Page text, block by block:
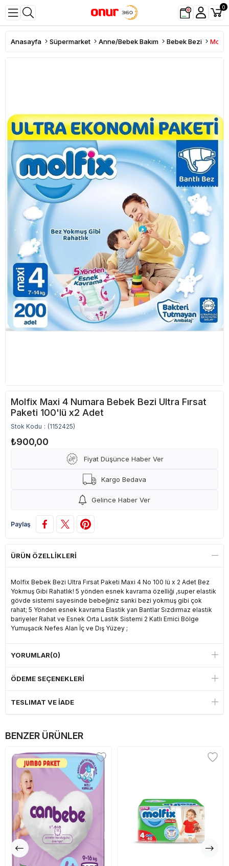
0
Anasayfa Süpermarket Anne/Bebek Bakım Bebek Bezi
Molfix Maxi 4 Numara Bebek Bezi Ultra Fırsat
Paketi 100'lü x2 Adet
Stok Kodu (1152425)
₺900,00
Fiyat Düşünce Haber Ver
Kargo Bedava
Gelince Haber Ver
Paylaş
ÜRÜN ÖZELLIKLERI
Molfix Bebek Bezi Ultra Fırsat Paketi Maxi 4 No 100 lü x 2 Adet Bez
Yokmuş Gibi Rahatlık! 5 yönden esnek kavrama özelliği ,super elastik
gövde sistemi sayesinde bebeğiniz sanki bezi yokmuş gibi çok
rahat; 5 Yönden esnek kavrama Elastik yan Bantlar Sızdırmaz elastik
bariyeler Rahat ve Esnek Orta Lastik Sistemi 2 Katlı Emici Bölge
Yumuşacık Nefes Alan İç ve Dış Yüzey ;
YORUMLAR(0)
ÖDEME SEÇENEKLERI
TESLIMAT VE İADE
BENZER ÜRÜNLER